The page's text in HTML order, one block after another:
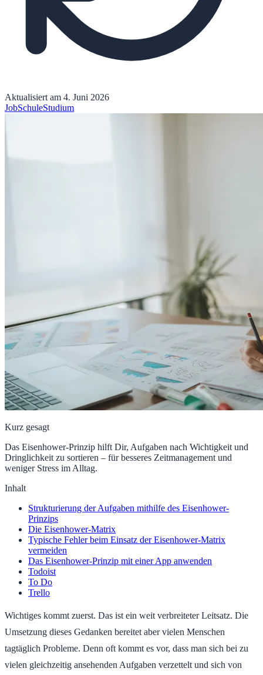
Aktualisiert am 4. Juni 2026
JobSchuleStudium
Kurz gesagt
Das Eisenhower-Prinzip hilft Dir, Aufgaben nach Wichtigkeit und
Dringlichkeit zu sortieren – für besseres Zeitmanagement und
weniger Stress im Alltag.
Inhalt
Strukturierung der Aufgaben mithilfe des Eisenhower-
Prinzips
Die Eisenhower-Matrix
Typische Fehler beim Einsatz der Eisenhower-Matrix
vermeiden
Das Eisenhower-Prinzip mit einer App anwenden
Todoist
To Do
Trello
Wichtiges kommt zuerst. Das ist ein weit verbreiteter Leitsatz. Die
Umsetzung dieses Gedanken bereitet aber vielen Menschen
tagtäglich Probleme. Denn oft kommt es vor, dass man sich bei zu
vielen gleichzeitig ansehenden Aufgaben verzettelt und sich von